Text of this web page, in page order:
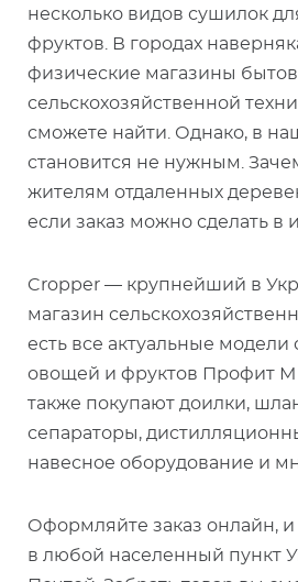
несколько видов сушилок
фруктов. В городах
физические магазины
сельскохозяйственной
сможете найти. Однако, в
становится не нужным.
жителям отдаленных
если заказ можно сделать в
Cropper — крупнейший в
магазин
есть все актуальные модели
овощей и фруктов Профит М
также покупают доилки,
сепараторы,
навесное оборудование и
Оформляйте заказ онлайн, и
в любой населенный пункт